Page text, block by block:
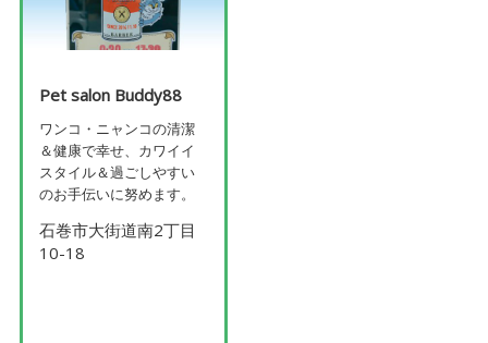
Pet salon Buddy88
ワンコ・ニャンコの清潔
＆健康で幸せ、カワイイ
スタイル＆過ごしやすい
のお手伝いに努めます。
石巻市大街道南2丁目
10-18